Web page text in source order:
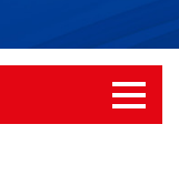
Menüü